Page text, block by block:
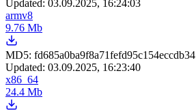
Updated: 03.09.2025, 16:24:03
armv8
9.76 Mb
MD5: fd685a0ba9f8a71fefd95c154eccdb34
Updated: 03.09.2025, 16:23:40
x86_64
24.4 Mb